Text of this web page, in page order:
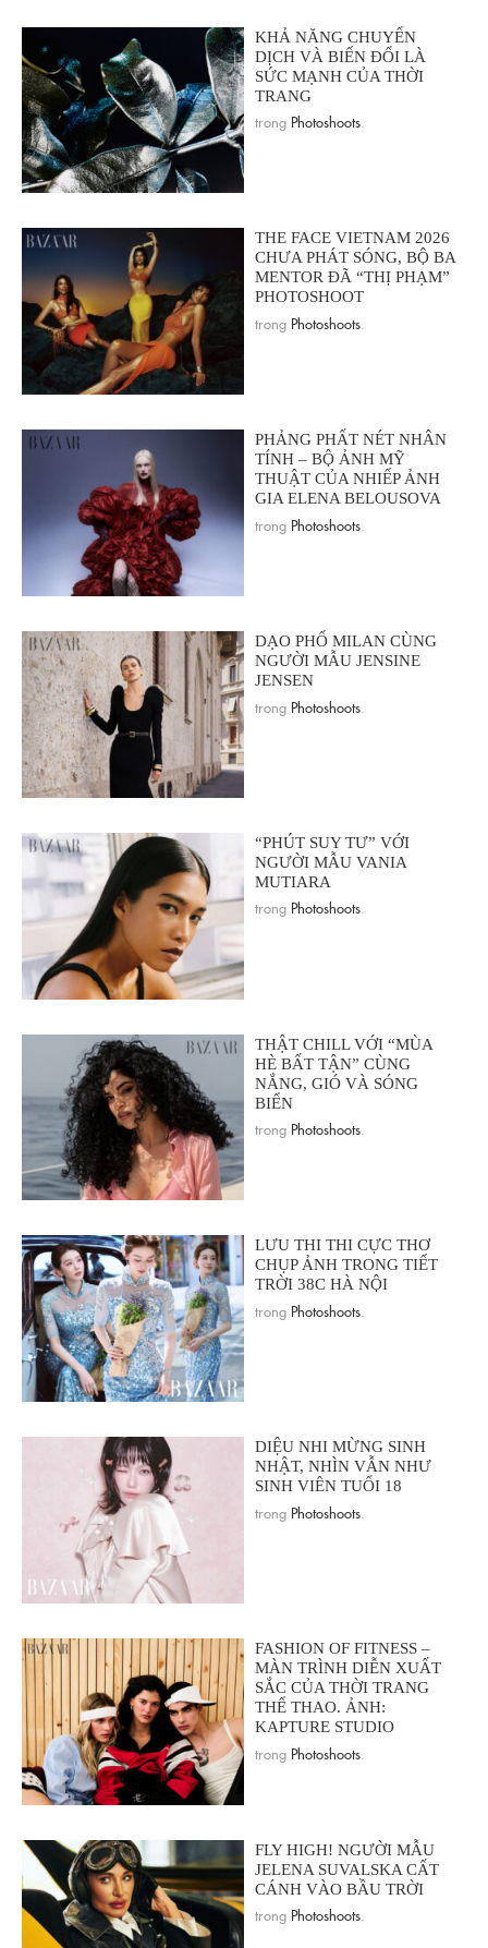
KHẢ NĂNG CHUYỂN
DỊCH VÀ BIẾN ĐỔI LÀ
SỨC MẠNH CỦA THỜI
TRANG
trong Photoshoots
THE FACE VIETNAM 2026
CHƯA PHÁT SÓNG, BỘ BA
MENTOR ĐÃ “THỊ PHẠM”
PHOTOSHOOT
trong Photoshoots
PHẢNG PHẤT NÉT NHÂN
TÍNH – BỘ ẢNH MỸ
THUẬT CỦA NHIẾP ẢNH
GIA ELENA BELOUSOVA
trong Photoshoots
DẠO PHỐ MILAN CÙNG
NGƯỜI MẪU JENSINE
JENSEN
trong Photoshoots
“PHÚT SUY TƯ” VỚI
NGƯỜI MẪU VANIA
MUTIARA
trong Photoshoots
THẬT CHILL VỚI “MÙA
HÈ BẤT TẬN” CÙNG
NẮNG, GIÓ VÀ SÓNG
BIỂN
trong Photoshoots
LƯU THI THI CỰC THƠ
CHỤP ẢNH TRONG TIẾT
TRỜI 38C HÀ NỘI
trong Photoshoots
DIỆU NHI MỪNG SINH
NHẬT, NHÌN VẪN NHƯ
SINH VIÊN TUỔI 18
trong Photoshoots
FASHION OF FITNESS –
MÀN TRÌNH DIỄN XUẤT
SẮC CỦA THỜI TRANG
THỂ THAO. ẢNH:
KAPTURE STUDIO
trong Photoshoots
FLY HIGH! NGƯỜI MẪU
JELENA SUVALSKA CẤT
CÁNH VÀO BẦU TRỜI
trong Photoshoots